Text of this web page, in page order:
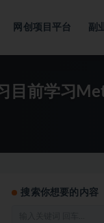
网创项目平台 副
目前学习
搜索你想要的内容